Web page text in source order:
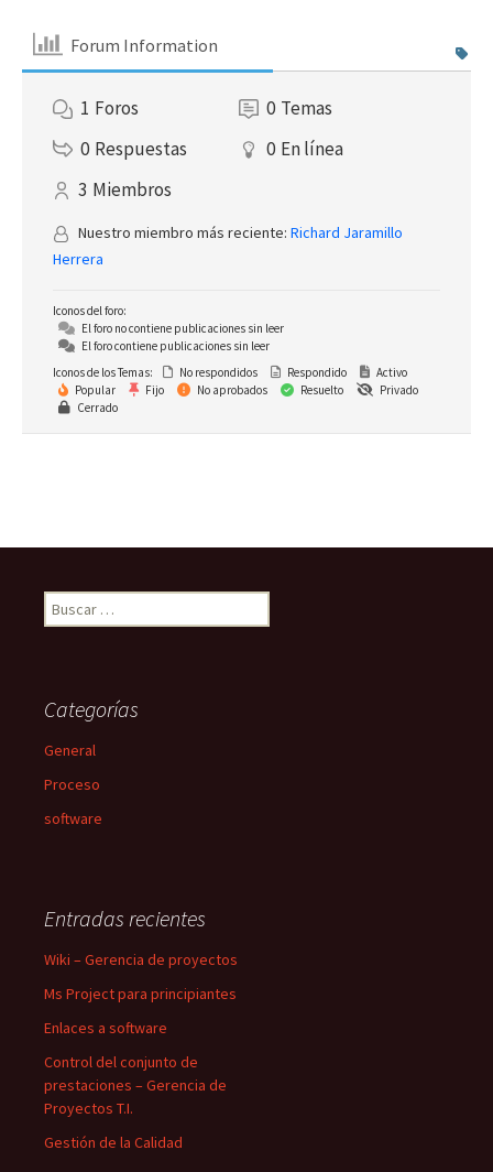
Forum Information
1 Foros 0 Temas
0 Respuestas 0 En línea
3 Miembros
Nuestro miembro más reciente: Richard Jaramillo
Herrera
Iconos del foro:
El foro no contiene publicaciones sin leer
El foro contiene publicaciones sin leer
Iconos de los Temas:
No respondidos Respondido
Activo
Popular
Fijo No aprobados Resuelto
Privado
Cerrado
Categorías
General
Proceso
software
Entradas recientes
Wiki – Gerencia de proyectos
Ms Project para principiantes
Enlaces a software
Control del conjunto de
prestaciones – Gerencia de
Proyectos T.I.
Gestión de la Calidad